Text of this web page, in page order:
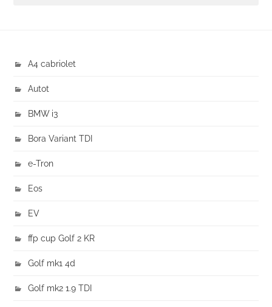
A4 cabriolet
Autot
BMW i3
Bora Variant TDI
e-Tron
Eos
EV
ffp cup Golf 2 KR
Golf mk1 4d
Golf mk2 1.9 TDI